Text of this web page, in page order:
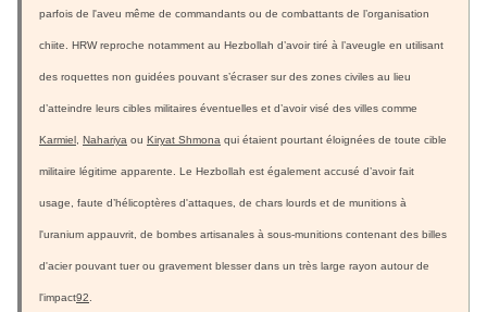
parfois de l'aveu même de commandants ou de combattants de l’organisation
chiite. HRW reproche notamment au Hezbollah d’avoir tiré à l’aveugle en utilisant
des roquettes non guidées pouvant s’écraser sur des zones civiles au lieu
d’atteindre leurs cibles militaires éventuelles et d’avoir visé des villes comme
Karmiel , Nahariya ou Kiryat Shmona qui étaient pourtant éloignées de toute cible
militaire légitime apparente. Le Hezbollah est également accusé d’avoir fait
usage, faute d’hélicoptères d'attaques, de chars lourds et de munitions à
l'uranium appauvrit, de bombes artisanales à sous-munitions contenant des billes
d'acier pouvant tuer ou gravement blesser dans un très large rayon autour de
l'impact92.